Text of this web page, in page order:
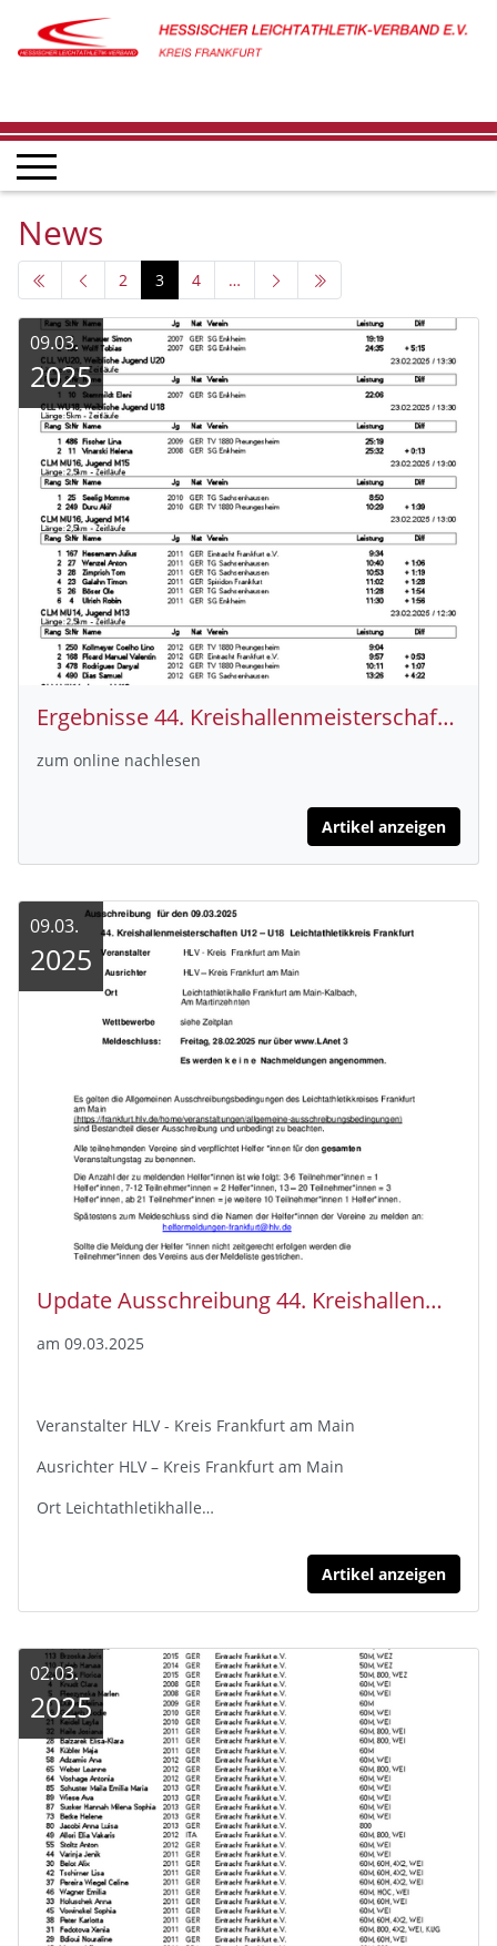
News
2 3 4 …
Ergebnisse 44. Kreishallenmeisterschaften U 12 - U 18
zum online nachlesen
Artikel anzeigen
09.03.
2025
Update Ausschreibung 44. Kreishallenmeisterschaften
am 09.03.2025
Veranstalter HLV - Kreis Frankfurt am Main
Ausrichter HLV – Kreis Frankfurt am Main
Ort Leichtathletikhalle…
Artikel anzeigen
09.03.
2025
02.03.
2025